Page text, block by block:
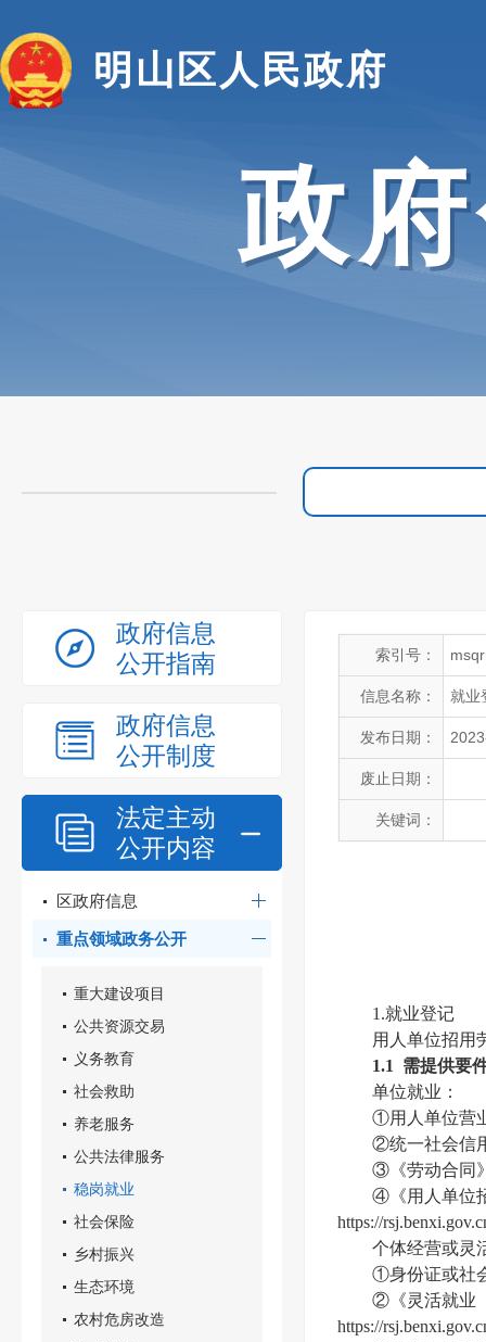
明山区人民政府
政
政府信息
公开指南
政府信息
公开制度
法定主动
公开内容
区政府信息
重点领域政务公开
重大建设项目
公共资源交易
义务教育
社会救助
养老服务
公共法律服务
稳岗就业
社会保险
乡村振兴
生态环境
农村危房改造
索引号：
信息名称： 就业
发布日期：
废止日期：
关键词：
1.就业登记
用人单位招用
1.1 需提供要
单位就业：
①用人单位营
②统一社会信
③《劳动合同
④《用人单位
https://
个体经营或灵
①身份证或社
②《灵活就业
https://